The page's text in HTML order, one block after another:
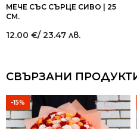
МЕЧЕ СЪС СЪРЦЕ СИВО | 25
СМ.
12.00 €/ 23.47 лв.
СВЪРЗАНИ
-15%